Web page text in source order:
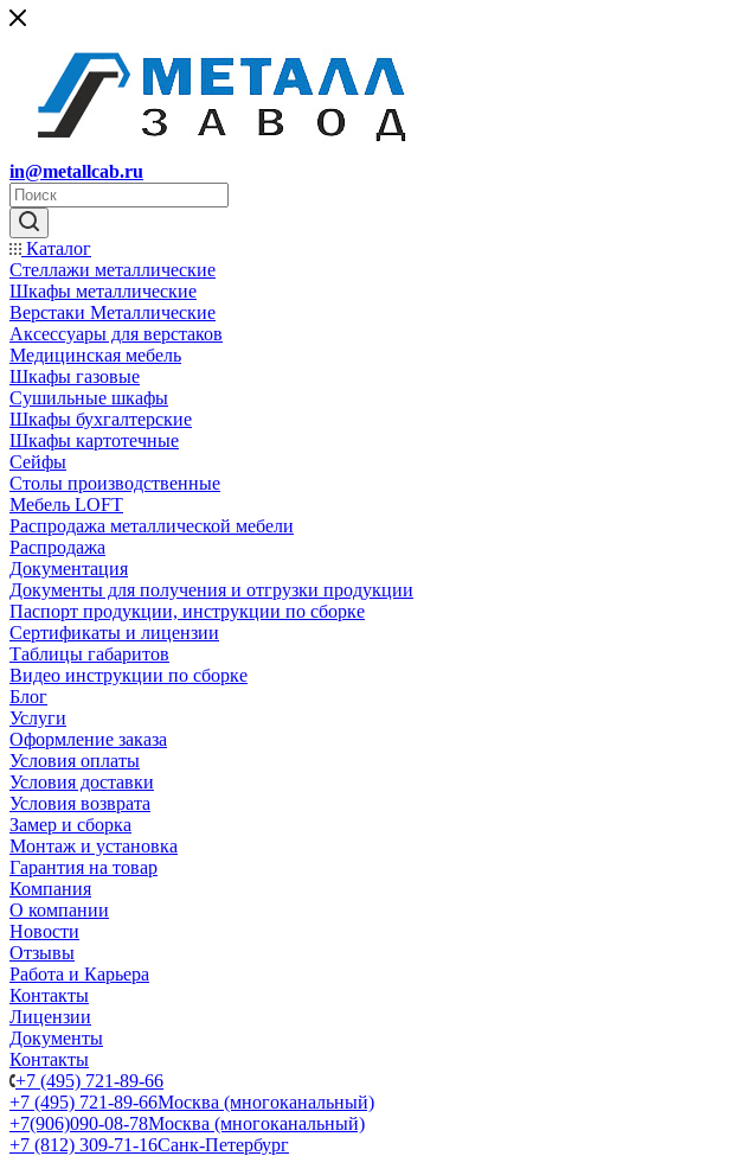
in@metallcab.ru
Каталог
Стеллажи металлические
Шкафы металлические
Верстаки Металлические
Аксессуары для верстаков
Медицинская мебель
Шкафы газовые
Сушильные шкафы
Шкафы бухгалтерские
Шкафы картотечные
Сейфы
Столы производственные
Мебель LOFT
Распродажа металлической мебели
Распродажа
Документация
Документы для получения и отгрузки продукции
Паспорт продукции, инструкции по сборке
Сертификаты и лицензии
Таблицы габаритов
Видео инструкции по сборке
Блог
Услуги
Оформление заказа
Условия оплаты
Условия доставки
Условия возврата
Замер и сборка
Монтаж и установка
Гарантия на товар
Компания
О компании
Новости
Отзывы
Работа и Карьера
Контакты
Лицензии
Документы
Контакты
+7 (495) 721-89-66
+7 (495) 721-89-66Москва (многоканальный)
+7(906)090-08-78Москва (многоканальный)
+7 (812) 309-71-16Санк-Петербург